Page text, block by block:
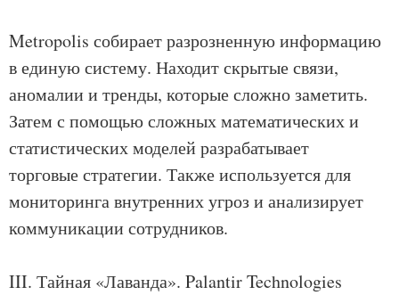
Metropolis собирает разрозненную информацию
в единую систему. Находит скрытые связи,
аномалии и тренды, которые сложно заметить.
Затем с помощью сложных математических и
статистических моделей разрабатывает
торговые стратегии. Также используется для
мониторинга внутренних угроз и анализирует
коммуникации сотрудников.
III. Тайная «Лаванда». Palantir Technologies